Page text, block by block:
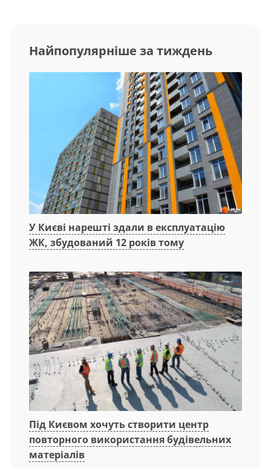
Найпопулярніше за тиждень
У Києві нарешті здали в експлуатацію
ЖК, збудований 12 років тому
Під Києвом хочуть створити центр
повторного використання будівельних
матеріалів